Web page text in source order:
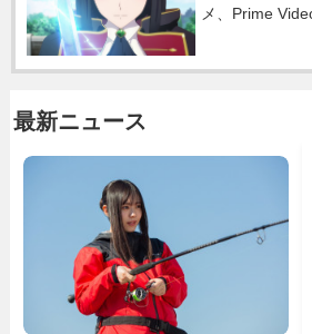
メ、Prime
最新ニュース